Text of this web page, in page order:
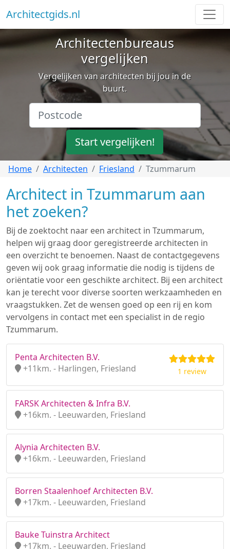
Architectgids.nl
Architectenbureaus
vergelijken
Vergelijken van architecten bij jou in de
buurt.
Start vergelijken!
Home Architecten Friesland Tzummarum
Architect in Tzummarum aan
het zoeken?
Bij de zoektocht naar een architect in Tzummarum,
helpen wij graag door geregistreerde architecten in
een overzicht te benoemen. Naast de contactgegevens
geven wij ook graag informatie die nodig is tijdens de
oriëntatie voor een geschikte architect. Bij een architect
kan je terecht voor diverse soorten werkzaamheden en
vraagstukken. Zet de wensen goed op een rij en kom
vervolgens in contact met een specialist in de regio
Tzummarum.
Penta Architecten B.V.
+11km. - Harlingen, Friesland
1 review
FARSK Architecten & Infra B.V.
+16km. - Leeuwarden, Friesland
Alynia Architecten B.V.
+16km. - Leeuwarden, Friesland
Borren Staalenhoef Architecten B.V.
+17km. - Leeuwarden, Friesland
Bauke Tuinstra Architect
+17km. - Leeuwarden, Friesland